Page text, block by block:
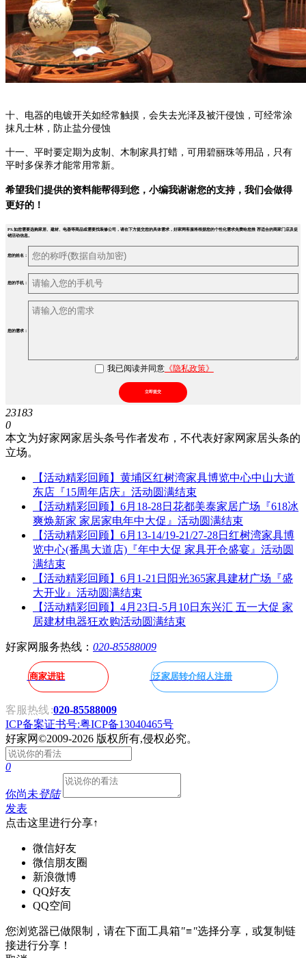
十、电器的电镀开关如经常触摸，会失去光泽及被汗侵蚀，可经常涂
抹凡士林，防止盐分侵蚀
十一、平时要定期为皮制、木制家具打蜡，可用碧丽珠等用品，只有
平时多保养才能常用常新。
希望我们提供的资料能帮得到您，小编我谢谢您的支持，我们会做得
更好的！
PS.如您需要选购家居、建材、电器等商品或需要找装修公司，请在下方提交您的具体需求，好家网客服将根据您的个性化需求免费给您推 荐适合的商家门店及促
销活动信息。
您的姓名：
您的手机：
您的需求：
我已阅读并同意《隐私政策》
立即提交
23183
0
本文为好家网家居头条号作者发布，不代表好家网家居头条的
立场。
【活动精彩回顾】黄埔区红树湾家具博览中心中山大道
东店『15周年店庆』活动圆满结束
【活动精彩回顾】6月18-28日花都美泰家居广场『618冰
爽焕新家 家居家电年中大促』活动圆满结束
【活动精彩回顾】6月13-14/19-21/27-28日红树湾家具博
览中心(番禺大道店)『年中大促 家具开仓盛宴』活动圆
满结束
【活动精彩回顾】6月1-21日阳光365家具建材广场『盛
大开业』活动圆满结束
【活动精彩回顾】4月23日-5月10日东兴汇 五一大促 家
居建材电器狂欢购活动圆满结束
好家网服务热线： 020-85588009
商家进驻 泛家居转介绍人注册
客服热线 :020-85588009
ICP备案证书号:粤ICP备13040465号
好家网©2009-2026 版权所有,侵权必究。
0
你尚未登陆
发表
点击这里进行分享↑
微信好友
微信朋友圈
新浪微博
QQ好友
QQ空间
您浏览器已做限制，请在下面工具箱"≡"选择分享，或复制链
接进行分享！